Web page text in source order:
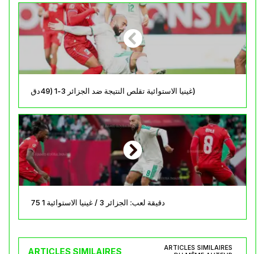
غينيا الاستوائية تقلص النتيجة ضد الجزائر 3-1 (49دق)
75 دقيقة لعب: الجزائر 3 / غينيا الاستوائية 1
ARTICLES SIMILAIRES
ARTICLES SIMILAIRES